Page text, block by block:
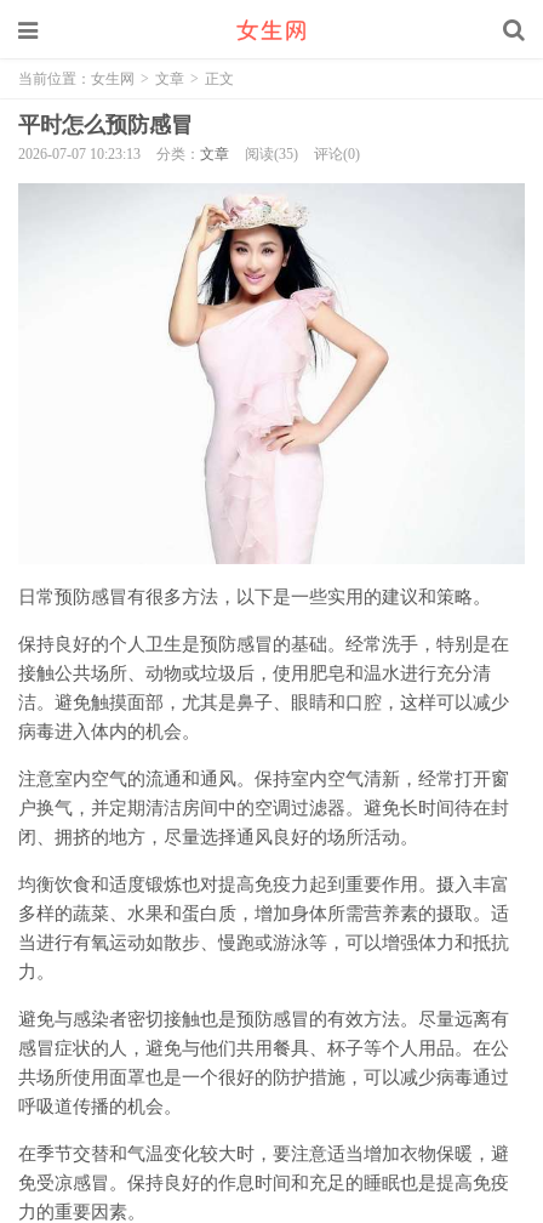
当前位置： 女生网 > 文章 > 正文
平时怎么预防感冒
2026-07-07 10:23:13 分类： 文章 阅读(35) 评论(0)
日常预防感冒有很多方法，以下是一些实用的建议和策略。
保持良好的个人卫生是预防感冒的基础。经常洗手，特别是在
接触公共场所、动物或垃圾后，使用肥皂和温水进行充分清
洁。避免触摸面部，尤其是鼻子、眼睛和口腔，这样可以减少
病毒进入体内的机会。
注意室内空气的流通和通风。保持室内空气清新，经常打开窗
户换气，并定期清洁房间中的空调过滤器。避免长时间待在封
闭、拥挤的地方，尽量选择通风良好的场所活动。
均衡饮食和适度锻炼也对提高免疫力起到重要作用。摄入丰富
多样的蔬菜、水果和蛋白质，增加身体所需营养素的摄取。适
当进行有氧运动如散步、慢跑或游泳等，可以增强体力和抵抗
力。
避免与感染者密切接触也是预防感冒的有效方法。尽量远离有
感冒症状的人，避免与他们共用餐具、杯子等个人用品。在公
共场所使用面罩也是一个很好的防护措施，可以减少病毒通过
呼吸道传播的机会。
在季节交替和气温变化较大时，要注意适当增加衣物保暖，避
免受凉感冒。保持良好的作息时间和充足的睡眠也是提高免疫
力的重要因素。